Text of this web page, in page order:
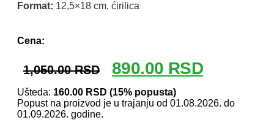
Format: 12,5×18 cm, ćirilica
Cena:
1,050.00RSD
Originalna
cena
je
bila:
890.00 RSDTrenutna
cena
890.00 RSD.
Ušteda: 160.00 RSD (15% popusta)
Popust na proizvod je u trajanju od 01.08.2026. do
01.09.2026. godine.